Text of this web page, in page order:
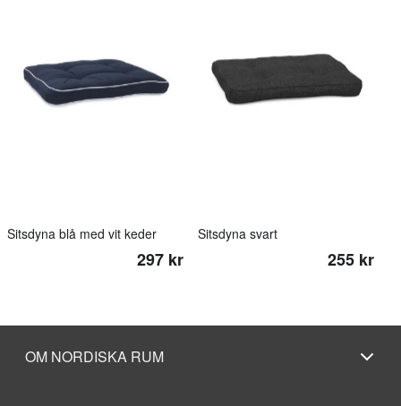
Sitsdyna blå med vit keder
297 kr
Sitsdyna svart
255 kr
OM NORDISKA RUM